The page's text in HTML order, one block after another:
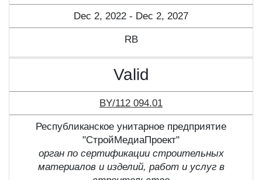
Dec 2, 2022 - Dec 2, 2027
RB
Valid
BY/112 094.01
Республиканское унитарное предприятие
"СтройМедиаПроект"
орган по сертификации строительных
материалов и изделий, работ и услуг в